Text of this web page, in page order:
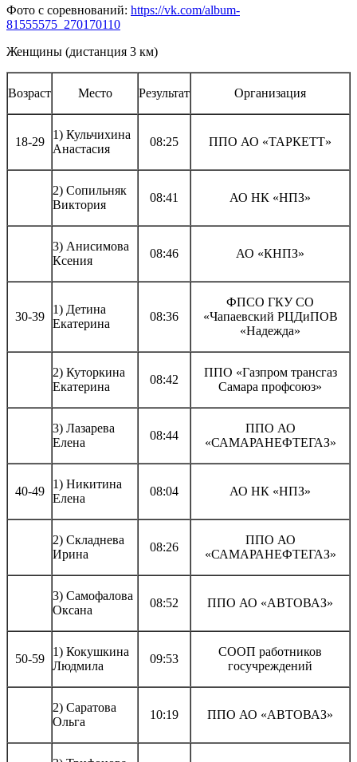
Фото с соревнований: https://vk.com/album-
81555575_270170110
Женщины (дистанция 3 км)
Возраст Место Результат Организация
18-29
1) Кульчихина
Анастасия
08:25 ППО АО «ТАРКЕТТ»
2) Сопильняк
Виктория
08:41 АО НК «НПЗ»
3) Анисимова
Ксения
08:46 АО «КНПЗ»
30-39
1) Детина
Екатерина
08:36
ФПСО ГКУ СО
«Чапаевский РЦДиПОВ
«Надежда»
2) Куторкина
Екатерина
08:42
ППО «Газпром трансгаз
Самара профсоюз»
3) Лазарева
Елена
08:44
ППО АО
«САМАРАНЕФТЕГАЗ»
40-49
1) Никитина
Елена
08:04 АО НК «НПЗ»
2) Складнева
Ирина
08:26
ППО АО
«САМАРАНЕФТЕГАЗ»
3) Самофалова
Оксана
08:52 ППО АО «АВТОВАЗ»
50-59
1) Кокушкина
Людмила
09:53
СООП работников
госучреждений
2) Саратова
Ольга
10:19 ППО АО «АВТОВАЗ»